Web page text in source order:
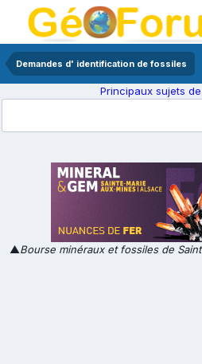
Demandes d' identification de fossiles
Principaux sujets
▲Bourse minéraux et fossiles de